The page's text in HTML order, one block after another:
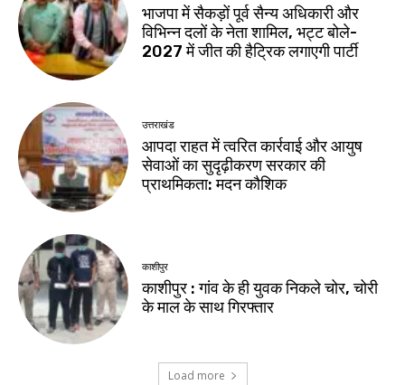
भाजपा में सैकड़ों पूर्व सैन्य अधिकारी और
विभिन्न दलों के नेता शामिल, भट्ट बोले-
2027 में जीत की हैट्रिक लगाएगी पार्टी
उत्तराखंड
आपदा राहत में त्वरित कार्रवाई और आयुष
सेवाओं का सुदृढ़ीकरण सरकार की
प्राथमिकता: मदन कौशिक
काशीपुर
काशीपुर : गांव के ही युवक निकले चोर, चोरी
के माल के साथ गिरफ्तार
Load more